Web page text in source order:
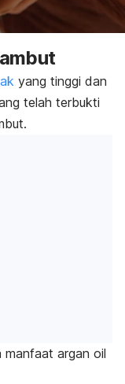
yang tinggi dan
telah terbukti
manfaat argan oil